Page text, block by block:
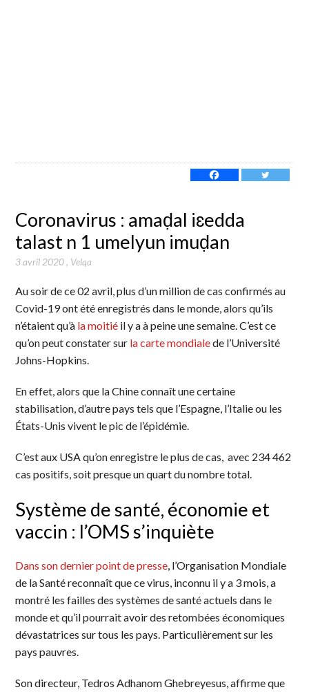
Coronavirus : amaḍal iɛedda
talast n 1 umelyun imuḍan
3 avril 2020, Velqa
Au soir de ce 02 avril, plus d’un million de cas confirmés au
Covid-19 ont été enregistrés dans le monde, alors qu’ils
n’étaient qu’à la moitié il y a à peine une semaine. C’est ce
qu’on peut constater sur la carte mondialede l’Université
Johns-Hopkins.
En effet, alors que la Chine connaît une certaine
stabilisation, d’autre pays tels que l’Espagne, l’Italie ou les
États-Unis vivent le pic de l’épidémie.
C’est aux USA qu’on enregistre le plus de cas, avec 234 462
cas positifs, soit presque un quart du nombre total.
Système de santé, économie et
vaccin : l’OMS s’inquiète
Dans son dernier point de presse, l’Organisation Mondiale
de la Santé reconnaît que ce virus, inconnu il y a 3 mois, a
montré les failles des systèmes de santé actuels dans le
monde et qu’il pourrait avoir des retombées économiques
dévastatrices sur tous les pays. Particulièrement sur les
pays pauvres.
Son directeur, Tedros Adhanom Ghebreyesus, affirme que